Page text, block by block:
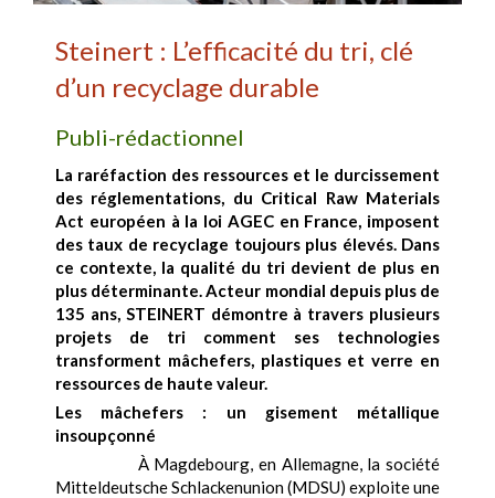
Steinert : L’efficacité du tri, clé
d’un recyclage durable
Publi-rédactionnel
La raréfaction des ressources et le durcissement
des réglementations, du Critical Raw Materials
Act européen à la loi AGEC en France, imposent
des taux de recyclage toujours plus élevés. Dans
ce contexte, la qualité du tri devient de plus en
plus déterminante. Acteur mondial depuis plus de
135 ans, STEINERT démontre à travers plusieurs
projets de tri comment ses technologies
transforment mâchefers, plastiques et verre en
ressources de haute valeur.
Les mâchefers : un gisement métallique
insoupçonné
À Magdebourg, en Allemagne, la société
Mitteldeutsche Schlackenunion (MDSU) exploite une